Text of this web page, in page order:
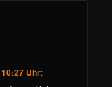
Uhr: